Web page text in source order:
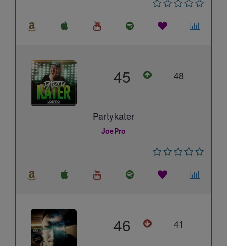
45 48
Partykater
JoePro
46 41